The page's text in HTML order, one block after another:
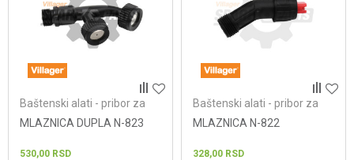
Baštenski alati - pribor za
MLAZNICA DUPLA N-823
530,00 RSD
Baštenski alati - pribor za
MLAZNICA N-822
328,00 RSD